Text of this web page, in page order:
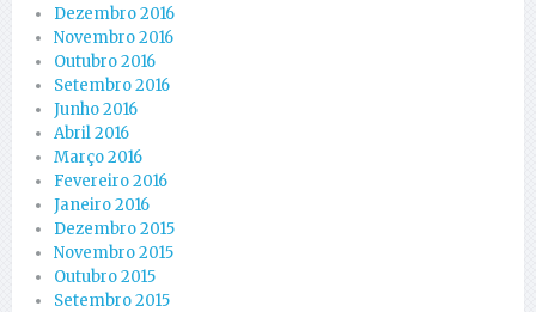
Dezembro 2016
Novembro 2016
Outubro 2016
Setembro 2016
Junho 2016
Abril 2016
Março 2016
Fevereiro 2016
Janeiro 2016
Dezembro 2015
Novembro 2015
Outubro 2015
Setembro 2015